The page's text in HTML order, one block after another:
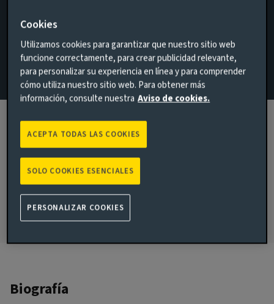
Portfolio Manager, Global Equities
Correo electrónico Jonathan Toub
Ver el perfil en LinkedIn
London, United Kingdom
2000
FECHA DE INGRESO A LA INDUSTRIA
2018
Biografía
Cookies
Utilizamos cookies para garantizar que nuestro sitio web
funcione correctamente, para crear publicidad relevante,
para personalizar su experiencia en línea y para comprender
cómo utiliza nuestro sitio web. Para obtener más
información, consulte nuestra Aviso de cookies.
SOLO COOKIES ESENCIALES
ACEPTA TODAS LAS COOKIES
PERSONALIZAR COOKIES